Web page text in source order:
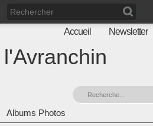
Accueil Newsletter
Albums Photos